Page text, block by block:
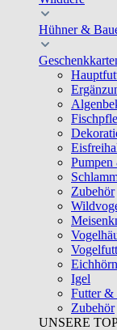
Hühner &
Zubehör
Igel
Futter &
Zubehör
UNSERE